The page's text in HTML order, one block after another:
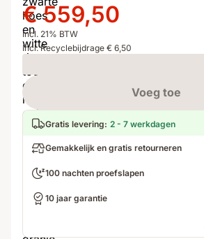
prijs
€ 1.119,00
Prijs
€ 559,50
€ 559,50
Incl. 21% BTW
Incl. Recyclebijdrage € 6,50
Loading
Voeg toe
Gratis levering: 2 - 7 werkdagen
Gemakkelijk en gratis retourneren
100 nachten proefslapen
10 jaar garantie